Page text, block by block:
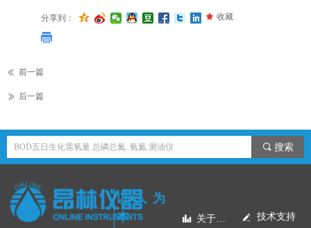
ꅃ 前一篇
ꅀ 后一篇
分享到： 끄 收藏
끠 搜索
以人为
本
넀 技术支持
뀲 关于昂林